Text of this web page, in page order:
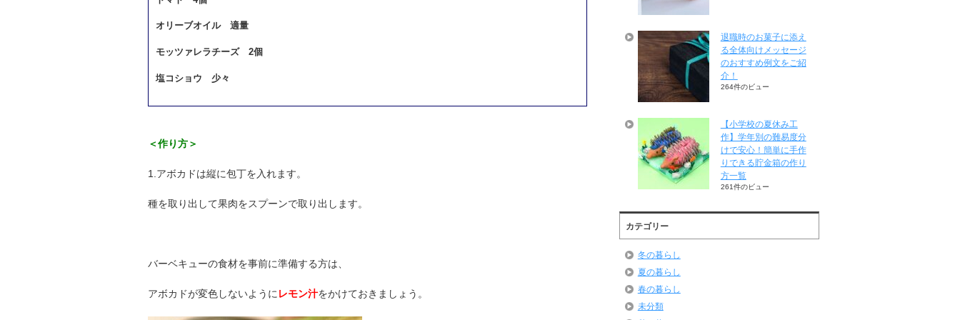
オリーブオイル 適量
モッツァレラチーズ 2個
塩コショウ 少々
＜作り方＞
1.アボカドは縦に包丁を入れます。
種を取り出して果肉をスプーンで取り出します。
バーベキューの食材を事前に準備する方は、
アボカドが変色しないように レモン汁をかけておきましょう。
退職時のお菓子に添え
る全体向けメッセージ
のおすすめ例文をご紹
介！
264件のビュー
【小学校の夏休み工
作】学年別の難易度分
けで安心！簡単に手作
りできる貯金箱の作り
方一覧
261件のビュー
カテゴリー
冬の暮らし
夏の暮らし
春の暮らし
未分類